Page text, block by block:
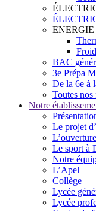
ENERGIE
BAC
3e Prépa
De la 6e à
Toutes
Notre
Le projet
Le sport à
Notre
L’Apel
Collège
Lycée
Lycée